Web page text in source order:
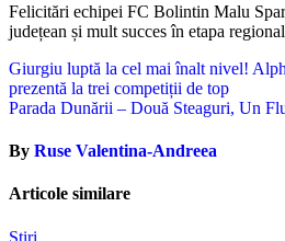
Felicitări echipei FC Bolintin Malu
județean și mult succes în etapa
Navigare
în
Giurgiu luptă la cel mai înalt nivel!
prezentă la trei competiții de top
Parada Dunării – Două Steaguri, Un
By Ruse Valentina-Andreea
Articole similare
Stiri